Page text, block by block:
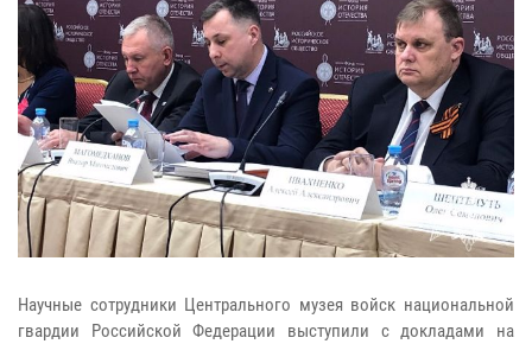
Научные сотрудники Центрального музея войск национальной
гвардии Российской Федерации выступили с докладами на